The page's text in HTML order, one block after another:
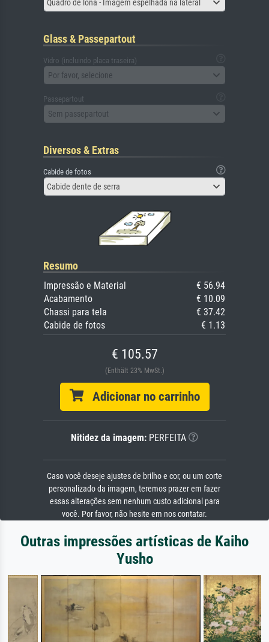
Quadro de lona - Imagem espelhada na lateral
Glass & Passepartout
Vidro (incluindo placa traseira)
Por favor, selecione
Passepartout
Sem passepartout
Diversos & Extras
Cabide de fotos
Cabide dente de serra
Resumo
Impressão e Material
€ 56.94
Acabamento
€ 10.09
Chassi para tela
€ 37.42
Cabide de fotos
€ 1.13
€ 105.57
(Enthält 23% MwSt.)
Adicionar no carrinho
Nitidez da imagem: PERFEITA
Caso você deseje ajustes de brilho e cor, ou um corte
personalizado da imagem, teremos prazer em fazer
essas alterações sem nenhum custo adicional para
você. Por favor, não hesite em nos contatar.
Outras impressões artísticas de Kaiho
Yusho